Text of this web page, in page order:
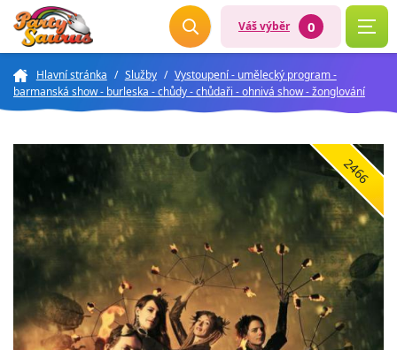
Váš výběr 0
Hlavní stránka / Služby / Vystoupení - umělecký program -
barmanská show - burleska - chůdy - chůdaři - ohnivá show - žonglování
2466